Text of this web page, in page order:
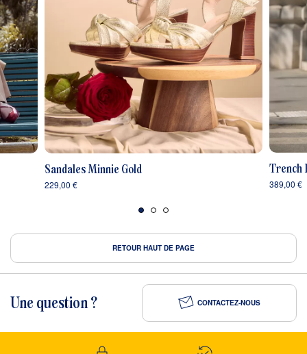
Sandales Minnie Gold
229,00 €
Trench
389,00 €
RETOUR HAUT DE PAGE
Une question ? CONTACTEZ-NOUS